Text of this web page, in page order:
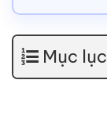
Mục lục